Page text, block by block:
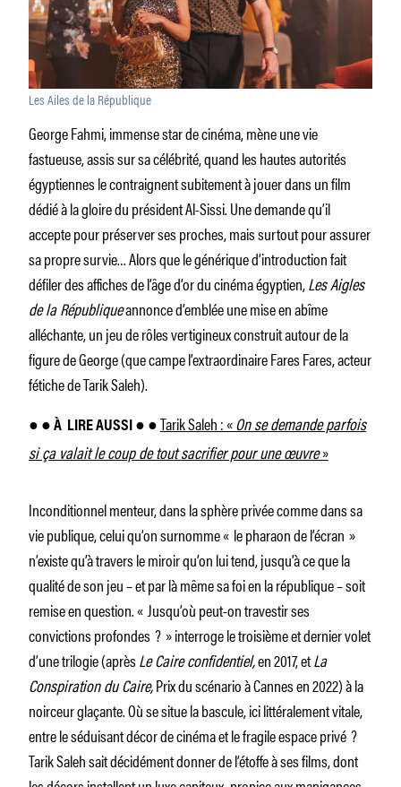
Les Ailes de la République
George Fahmi, immense star de cinéma, mène une vie
fastueuse, assis sur sa célébrité, quand les hautes autorités
égyptiennes le contraignent subitement à jouer dans un film
dédié à la gloire du président Al-Sissi. Une demande qu’il
accepte pour préserver ses proches, mais surtout pour assurer
sa propre survie… Alors que le générique d’introduction fait
défiler des affiches de l’âge d’or du cinéma égyptien,Les Aigles
de la Républiqueannonce d’emblée une mise en abîme
alléchante, un jeu de rôles vertigineux construit autour de la
figure de George (que campe l’extraordinaire Fares Fares, acteur
fétiche de Tarik Saleh).
● ● À LIRE AUSSI ● ● Tarik Saleh : «On se demande parfois
si ça valait le coup de tout sacrifier pour une œuvre»
Inconditionnel menteur, dans la sphère privée comme dans sa
vie publique, celui qu’on surnomme « le pharaon de l’écran »
n’existe qu’à travers le miroir qu’on lui tend, jusqu’à ce que la
qualité de son jeu – et par là même sa foi en la république – soit
remise en question. « Jusqu’où peut-on travestir ses
convictions profondes ? » interroge le troisième et dernier volet
d’une trilogie (aprèsLe Caire confidentiel,en 2017, etLa
Conspiration du Caire,Prix du scénario à Cannes en 2022) à la
noirceur glaçante. Où se situe la bascule, ici littéralement vitale,
entre le séduisant décor de cinéma et le fragile espace privé ?
Tarik Saleh sait décidément donner de l’étoffe à ses films, dont